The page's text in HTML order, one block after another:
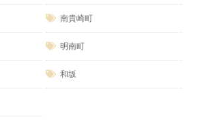
南貴崎町
明南町
和坂